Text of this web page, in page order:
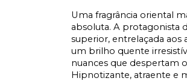
Uma fragrância oriental
absoluta. A protagonista
superior, entrelaçada
um brilho quente
nuances que despertam
Hipnotizante, atraente e